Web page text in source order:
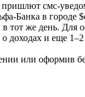
смс-
Банка в городе
тот же день. Для
доходах и еще
или оформив